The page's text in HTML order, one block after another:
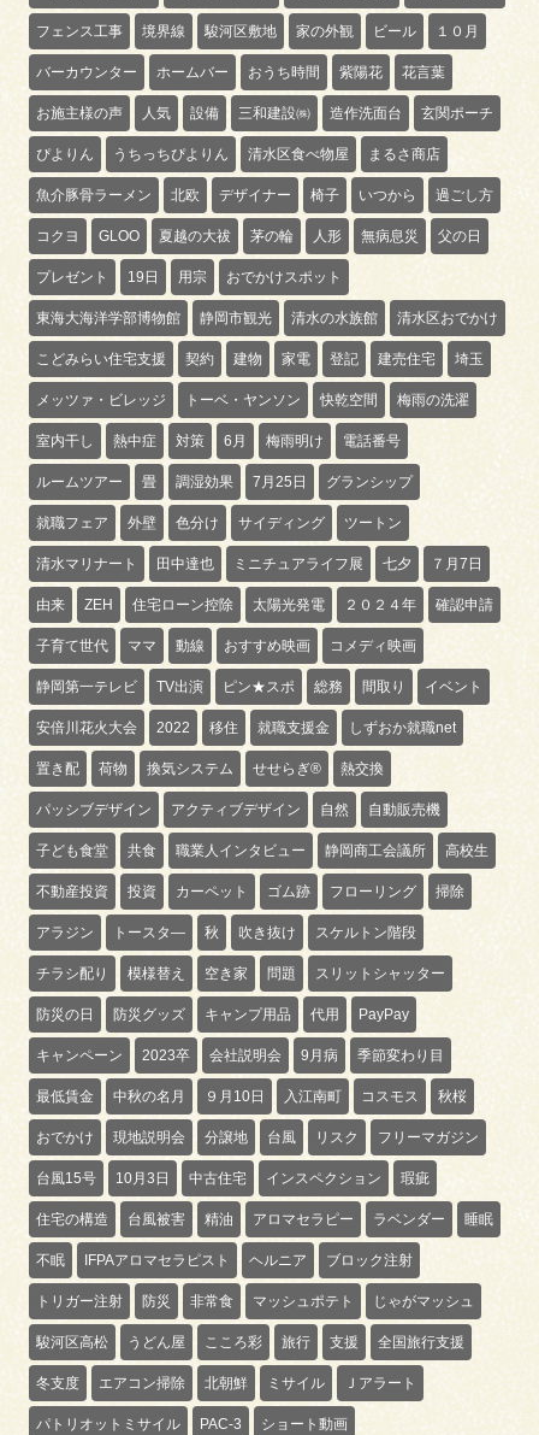
フェンス工事 境界線 駿河区敷地 家の外観 ビール １０月
バーカウンター ホームバー おうち時間 紫陽花 花言葉
お施主様の声 人気 設備 三和建設㈱ 造作洗面台 玄関ポーチ
ぴよりん うちっちぴよりん 清水区食べ物屋 まるさ商店
魚介豚骨ラーメン 北欧 デザイナー 椅子 いつから 過ごし方
コクヨ GLOO 夏越の大祓 茅の輪 人形 無病息災 父の日
プレゼント 19日 用宗 おでかけスポット
東海大海洋学部博物館 静岡市観光 清水の水族館 清水区おでかけ
こどみらい住宅支援 契約 建物 家電 登記 建売住宅 埼玉
メッツァ・ビレッジ トーベ・ヤンソン 快乾空間 梅雨の洗濯
室内干し 熱中症 対策 6月 梅雨明け 電話番号
ルームツアー 畳 調湿効果 7月25日 グランシップ
就職フェア 外壁 色分け サイディング ツートン
清水マリナート 田中達也 ミニチュアライフ展 七夕 ７月7日
由来 ZEH 住宅ローン控除 太陽光発電 ２０２４年 確認申請
子育て世代 ママ 動線 おすすめ映画 コメディ映画
静岡第一テレビ TV出演 ピン★スポ 総務 間取り イベント
安倍川花火大会 2022 移住 就職支援金 しずおか就職net
置き配 荷物 換気システム せせらぎ® 熱交換
パッシブデザイン アクティブデザイン 自然 自動販売機
子ども食堂 共食 職業人インタビュー 静岡商工会議所 高校生
不動産投資 投資 カーペット ゴム跡 フローリング 掃除
アラジン トースタ― 秋 吹き抜け スケルトン階段
チラシ配り 模様替え 空き家 問題 スリットシャッター
防災の日 防災グッズ キャンプ用品 代用 PayPay
キャンペーン 2023卒 会社説明会 9月病 季節変わり目
最低賃金 中秋の名月 ９月10日 入江南町 コスモス 秋桜
おでかけ 現地説明会 分譲地 台風 リスク フリーマガジン
台風15号 10月3日 中古住宅 インスペクション 瑕疵
住宅の構造 台風被害 精油 アロマセラピー ラベンダー 睡眠
不眠 IFPAアロマセラピスト ヘルニア ブロック注射
トリガー注射 防災 非常食 マッシュポテト じゃがマッシュ
駿河区高松 うどん屋 こころ彩 旅行 支援 全国旅行支援
冬支度 エアコン掃除 北朝鮮 ミサイル Ｊアラート
パトリオットミサイル PAC-3 ショート動画